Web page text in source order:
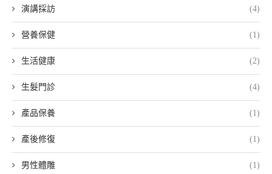
演講採訪 (4)
營養保健 (1)
生活健康 (2)
生髮門診 (4)
產品保養 (1)
產後修復 (1)
男性體雕 (1)